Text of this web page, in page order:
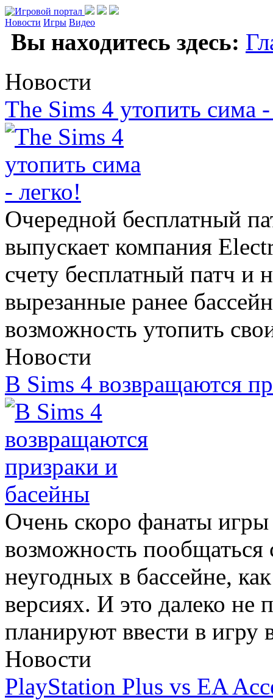
Новости Игры Видео
Вы находитесь здесь:
Новости
The Sims 4 утопить сима
Очередной бесплатный
выпускает компания
счету бесплатный патч и
вырезанные ранее
возможность утопить
Новости
В Sims 4 возвращаются
Очень скоро фанаты игры
возможность пообщаться
неугодных в бассейне,
версиях. И это далеко не
планируют ввести в
Новости
PlayStation Plus vs EA